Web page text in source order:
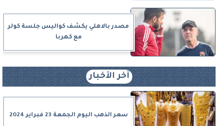
مصدر بالاهلي يكشف كواليس جلسة كولر
مع كهربا
آخر الأخبار
سعر الذهب اليوم الجمعة 23 فبراير 2024